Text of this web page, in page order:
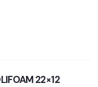
22×12